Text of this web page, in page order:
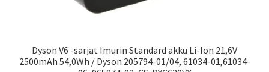
Dyson V6 -sarjat Imurin Standard akku Li-Ion 21,6V
2500mAh 54,0Wh / Dyson 205794-01/04, 61034-01,61034-